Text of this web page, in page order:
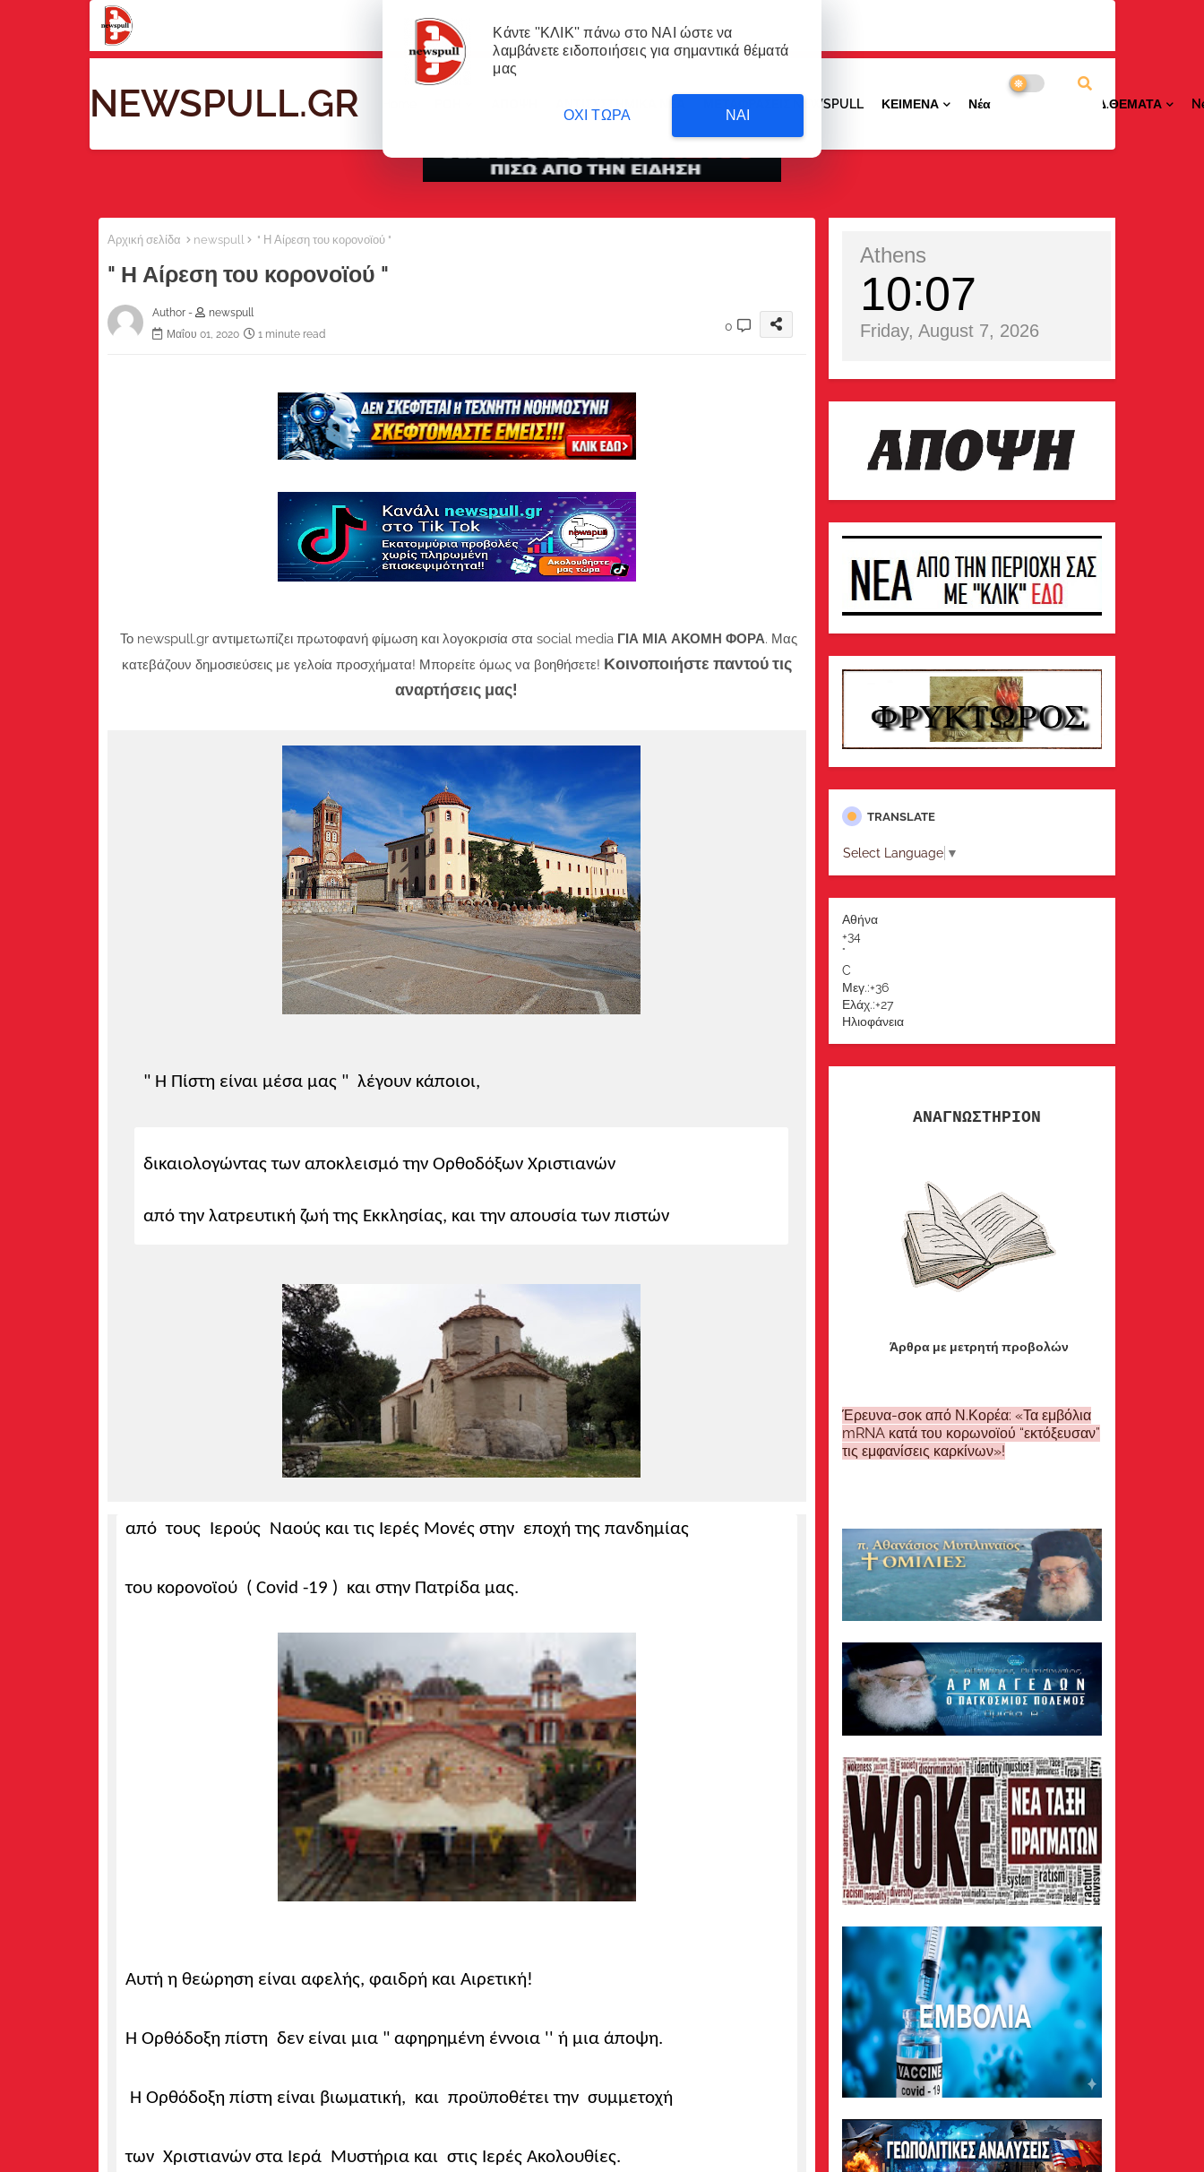
NEWSPULL.GR ΜΕΤΑΦΡΑΣΕΙΣ NEWSPULL ΚΕΙΜΕΝΑ ΝέαΠΕΡΙΟΧΩΝ ΕΙΔ.ΘΕΜΑΤΑ
Αρχική σελίδα newspull " Η Αίρεση του κορονοϊού "
" Η Αίρεση του κορονοϊού "
Author -
newspull
Μαΐου 01, 2020
1 minute read
0
Το newspull.gr αντιμετωπίζει πρωτοφανή φίμωση και λογοκρισία στα social media ΓΙΑ ΜΙΑ ΑΚΟΜΗ ΦΟΡΑ. Μας
κατεβάζουν δημοσιεύσεις με γελοία προσχήματα! Μπορείτε όμως να βοηθήσετε! Κοινοποιήστε παντού τις
αναρτήσεις μας!
" Η Πίστη είναι μέσα μας " λέγουν κάποιοι,
δικαιολογώντας των αποκλεισμό την Ορθοδόξων Χριστιανών
από την λατρευτική ζωή της Εκκλησίας, και την απουσία των πιστών
από τους Ιερούς Ναούς και τις Ιερές Μονές στην εποχή της πανδημίας
του κορονοϊού ( Covid -19 ) και στην Πατρίδα μας.
Αυτή η θεώρηση είναι αφελής, φαιδρή και Αιρετική!
Η Oρθόδοξη πίστη δεν είναι μια " αφηρημένη έννοια '' ή μια άποψη.
Η Ορθόδοξη πίστη είναι βιωματική, και προϋποθέτει την συμμετοχή
των Χριστιανών στα Ιερά Μυστήρια και στις Ιερές Ακολουθίες.
Athens
10 07
Friday, August 7, 2026
TRANSLATE
Select Language ▼
Αθήνα
+34
°
C
Μεγ.:+36
Ελάχ.:+27
Ηλιοφάνεια
ΑΝΑΓΝΩΣΤΗΡΙΟΝ
Άρθρα με μετρητή προβολών
Έρευνα-σοκ από Ν.Κορέα: «Τα εμβόλια
mRNA κατά του κορωνοϊού “εκτόξευσαν”
τις εμφανίσεις καρκίνων»!
Κάντε ''ΚΛΙΚ'' πάνω στο ΝΑΙ ώστε να
λαμβάνετε ειδοποιήσεις για σημαντικά θέματά
μας
ΝΑΙ
ΟΧΙ ΤΩΡΑ